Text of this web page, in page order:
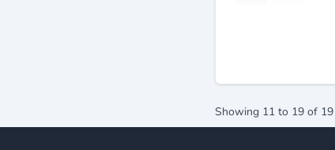
Showing 11 to 19 of 19